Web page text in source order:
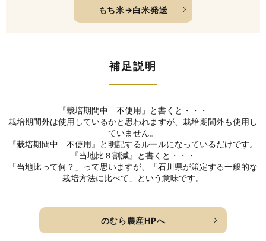
もち米→白米発送
補足説明
『栽培期間中 不使用」と書くと・・・
栽培期間外は使用しているかと思われますが、栽培期間外も使用し
ていません。
『栽培期間中 不使用』と明記するルールになっているだけです。
『当地比８割減』と書くと・・・
「当地比って何？」って思いますが、「石川県が策定する一般的な
栽培方法に比べて」という意味です。
のむら農産HPへ